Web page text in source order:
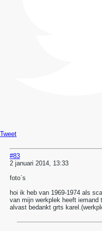
Tweet
#83
2 januari 2014, 13:33
foto`s
hoi ik heb van 1969-1974 als
van mijn werkplek heeft
alvast bedankt grts